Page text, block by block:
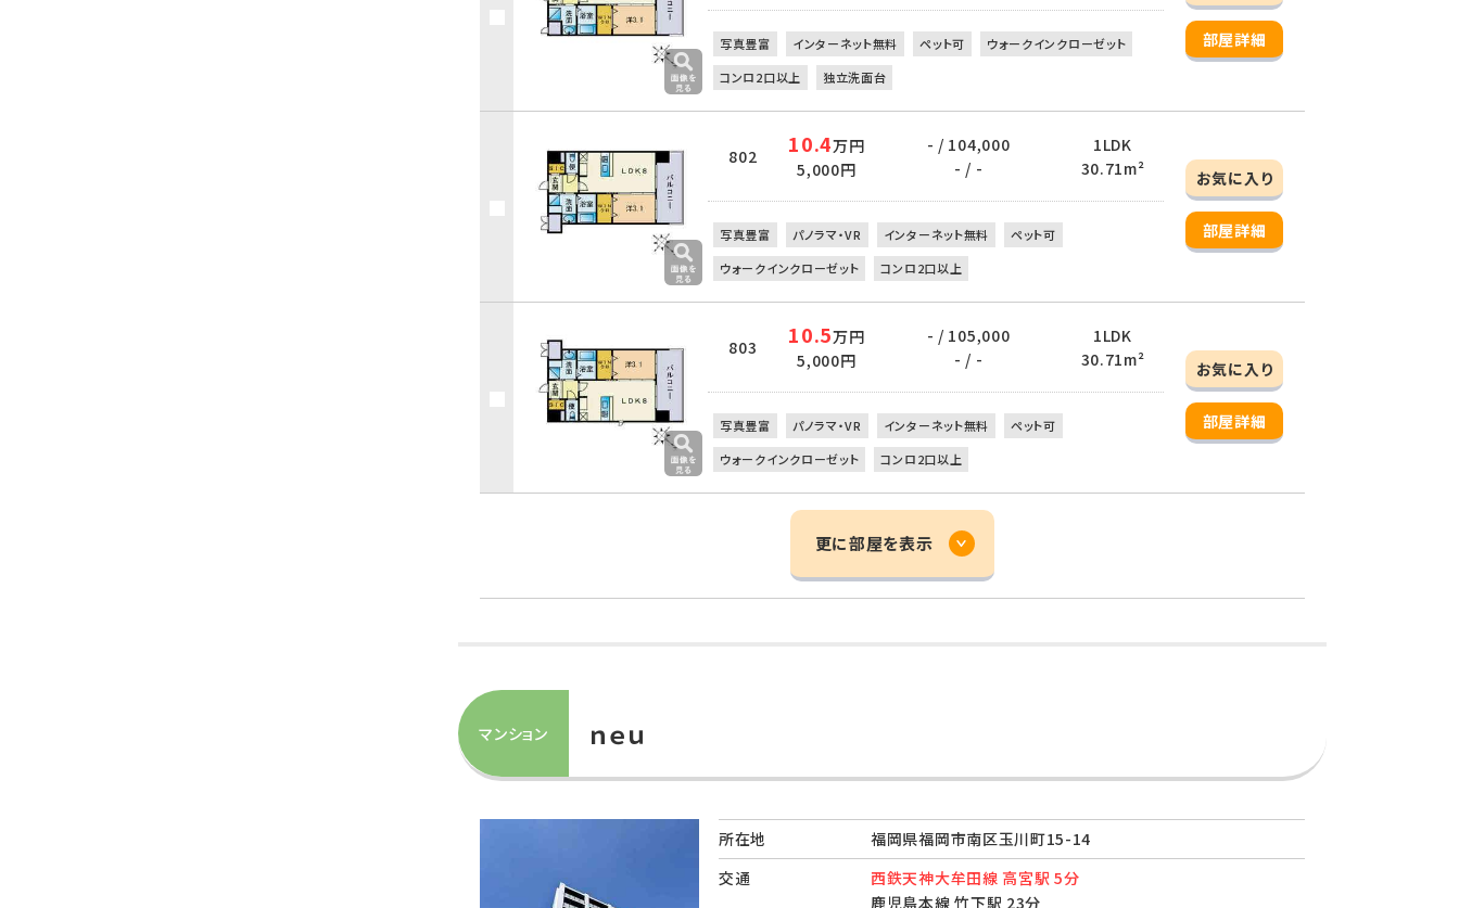
部屋詳細
写真豊富 インターネット無料 ペット可
ウォークインクローゼット
コンロ2口以上
独立洗面台
802 10.4万円
5,000円
- / 104,000
- / -
1LDK
30.71m²
お気に入り
部屋詳細
写真豊富 パノラマ・VR インターネット無料
ペット可
ウォークインクローゼット
コンロ2口以上
803 10.5万円
5,000円
- / 105,000
- / -
1LDK
30.71m²
お気に入り
部屋詳細
写真豊富 パノラマ・VR インターネット無料
ペット可
ウォークインクローゼット
コンロ2口以上
更に部屋を表示
マンション ｎｅｕ
所在地
福岡県福岡市南区玉川町15-14
交通
西鉄天神大牟田線 高宮駅 5分
鹿児島本線 竹下駅 23分